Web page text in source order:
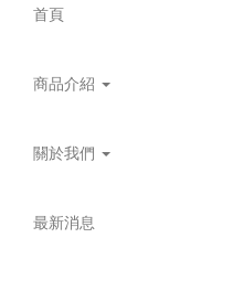
首頁
商品介紹
關於我們
最新消息